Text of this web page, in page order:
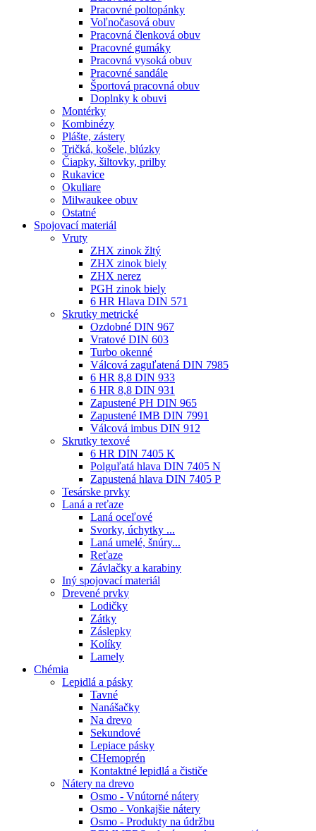
Pracovné poltopánky
Voľnočasová obuv
Pracovná členková obuv
Pracovné gumáky
Pracovná vysoká obuv
Pracovné sandále
Športová pracovná obuv
Doplnky k obuvi
Montérky
Kombinézy
Plášte, zástery
Tričká, košele, blúzky
Čiapky, šiltovky, prilby
Rukavice
Okuliare
Milwaukee obuv
Ostatné
Spojovacímateriál
Vruty
ZHX zinok žltý
ZHX zinok biely
ZHX nerez
PGH zinok biely
6 HR Hlava DIN 571
Skrutky metrické
Ozdobné DIN 967
Vratové DIN 603
Turbo okenné
Válcová zaguľatená DIN 7985
6 HR 8,8 DIN 933
6 HR 8,8 DIN 931
Zapustené PH DIN 965
Zapustené IMB DIN 7991
Válcová imbus DIN 912
Skrutky texové
6 HR DIN 7405 K
Polguľatá hlava DIN 7405 N
Zapustená hlava DIN 7405 P
Tesárske prvky
Laná a reťaze
Laná oceľové
Svorky, úchytky ...
Laná umelé, šnúry...
Reťaze
Závlačky a karabiny
Iný spojovací materiál
Drevené prvky
Lodičky
Zátky
Záslepky
Kolíky
Lamely
Chémia
Lepidlá a pásky
Tavné
Nanášačky
Na drevo
Sekundové
Lepiace pásky
CHemoprén
Kontaktné lepidlá a čističe
Nátery na drevo
Osmo - Vnútorné nátery
Osmo - Vonkajšie nátery
Osmo - Produkty na údržbu